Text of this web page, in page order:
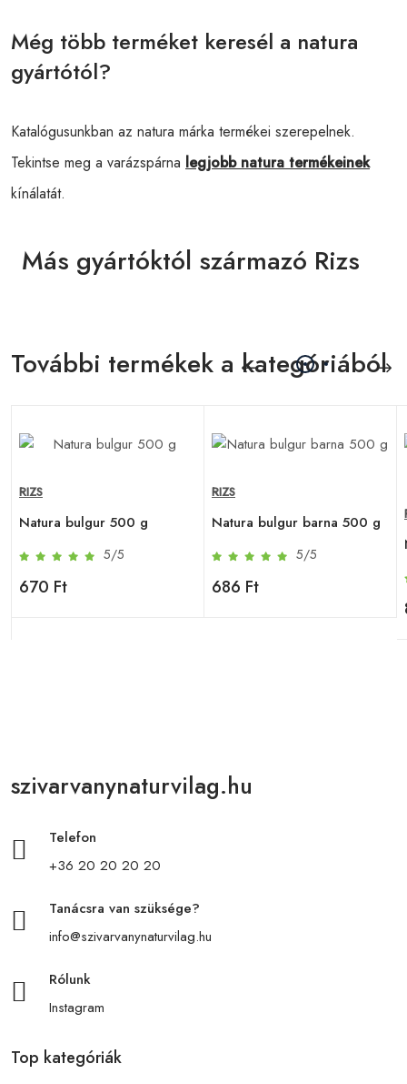
Még több terméket keresél a natura
gyártótól?
Katalógusunkban az natura márka termékei szerepelnek.
Tekintse meg a varázspárna legjobb natura termékeinek
kínálatát.
Más gyártóktól származó Rizs
További termékek a kategóriából
RIZS
Natura bulgur 500 g
5/5
670 Ft
RIZS
Natura bulgur barna 500 g
5/5
686 Ft
szivarvanynaturvilag.hu
Telefon
+36 20 20 20 20
Tanácsra van szüksége?
info@szivarvanynaturvilag.hu
Rólunk
Instagram
Top kategóriák